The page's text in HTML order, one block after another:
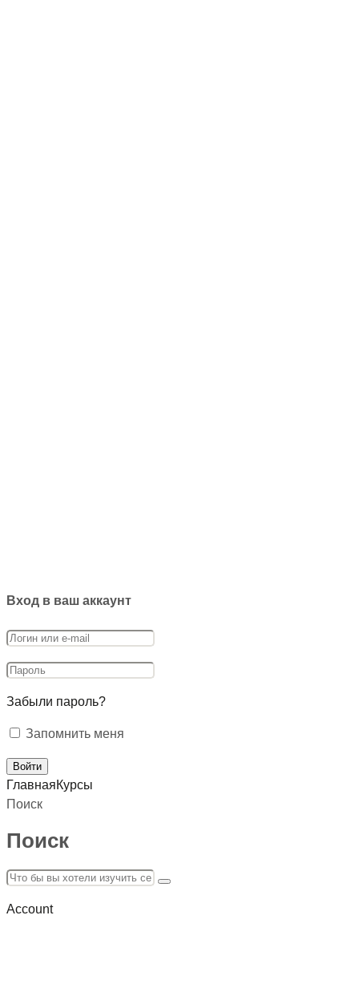
Вход в ваш аккаунт
Забыли пароль?
Запомнить меня
ГлавнаяКурсы
Поиск
Поиск
Account